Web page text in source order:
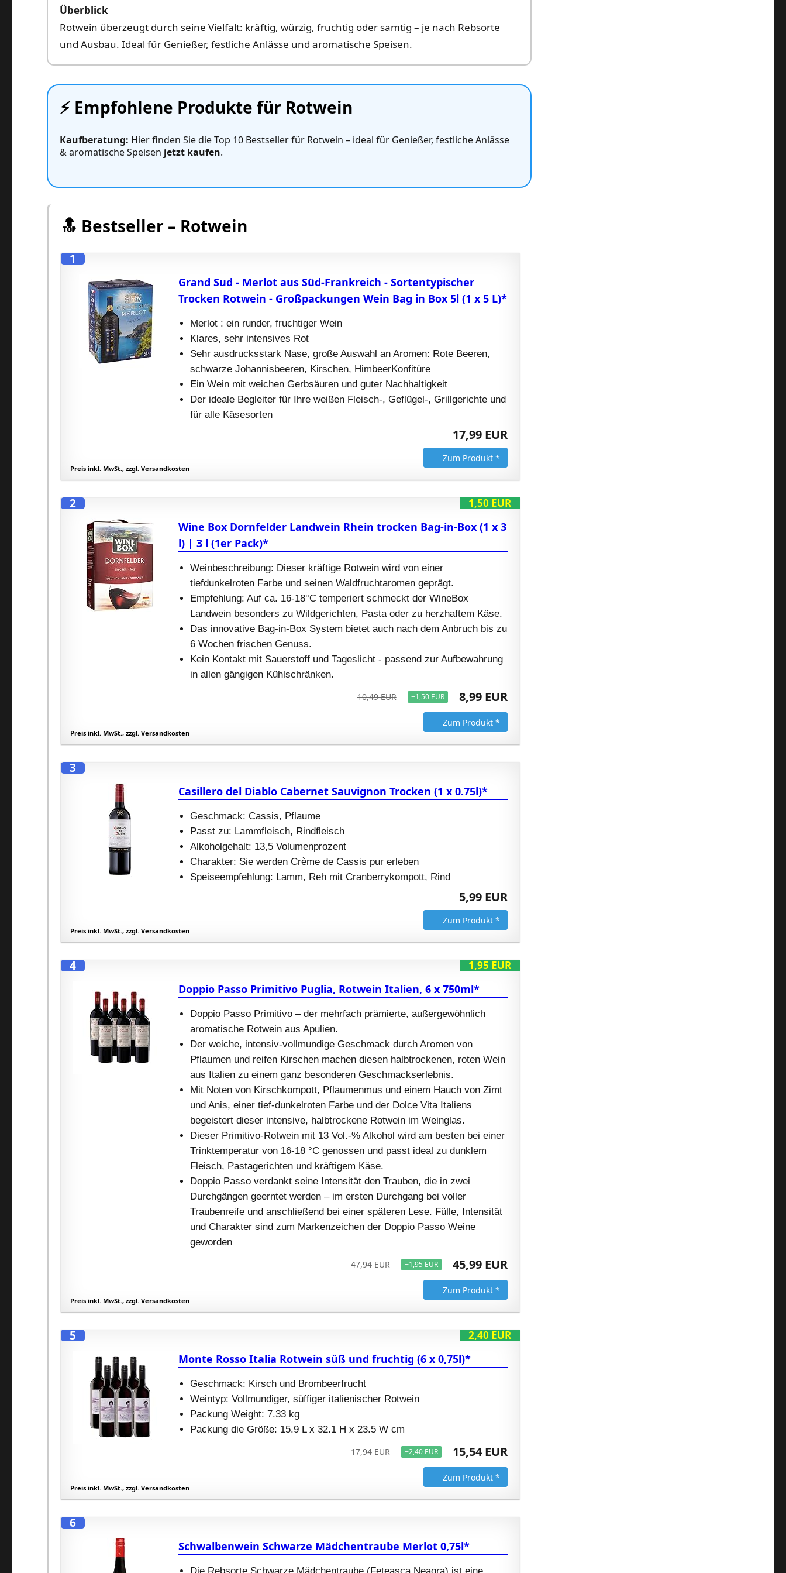
Überblick
Rotwein überzeugt durch seine Vielfalt: kräftig, würzig, fruchtig oder samtig – je nach Rebsorte
und Ausbau. Ideal für Genießer, festliche Anlässe und aromatische Speisen.
⚡️ Empfohlene Produkte für Rotwein
Kaufberatung: Hier finden Sie die Top 10 Bestseller für Rotwein – ideal für Genießer, festliche Anlässe
& aromatische Speisen jetzt kaufen.
🔝 Bestseller – Rotwein
1
Grand Sud - Merlot aus Süd-Frankreich - Sortentypischer
Trocken Rotwein - Großpackungen Wein Bag in Box 5l (1 x 5 L)*
Merlot : ein runder, fruchtiger Wein
Klares, sehr intensives Rot
Sehr ausdrucksstark Nase, große Auswahl an Aromen: Rote Beeren,
schwarze Johannisbeeren, Kirschen, HimbeerKonfitüre
Ein Wein mit weichen Gerbsäuren und guter Nachhaltigkeit
Der ideale Begleiter für Ihre weißen Fleisch-, Geflügel-, Grillgerichte und
für alle Käsesorten
17,99 EUR
Zum Produkt *
Preis inkl. MwSt., zzgl. Versandkosten
1,50 EUR
2
Wine Box Dornfelder Landwein Rhein trocken Bag-in-Box (1 x 3
l) | 3 l (1er Pack)*
Weinbeschreibung: Dieser kräftige Rotwein wird von einer
tiefdunkelroten Farbe und seinen Waldfruchtaromen geprägt.
Empfehlung: Auf ca. 16-18°C temperiert schmeckt der WineBox
Landwein besonders zu Wildgerichten, Pasta oder zu herzhaftem Käse.
Das innovative Bag-in-Box System bietet auch nach dem Anbruch bis zu
6 Wochen frischen Genuss.
Kein Kontakt mit Sauerstoff und Tageslicht - passend zur Aufbewahrung
in allen gängigen Kühlschränken.
10,49 EUR −1,50 EUR 8,99 EUR
Zum Produkt *
Preis inkl. MwSt., zzgl. Versandkosten
3
Casillero del Diablo Cabernet Sauvignon Trocken (1 x 0.75l)*
Geschmack: Cassis, Pflaume
Passt zu: Lammfleisch, Rindfleisch
Alkoholgehalt: 13,5 Volumenprozent
Charakter: Sie werden Crème de Cassis pur erleben
Speiseempfehlung: Lamm, Reh mit Cranberrykompott, Rind
5,99 EUR
Zum Produkt *
Preis inkl. MwSt., zzgl. Versandkosten
1,95 EUR
4
Doppio Passo Primitivo Puglia, Rotwein Italien, 6 x 750ml*
Doppio Passo Primitivo – der mehrfach prämierte, außergewöhnlich
aromatische Rotwein aus Apulien.
Der weiche, intensiv-vollmundige Geschmack durch Aromen von
Pflaumen und reifen Kirschen machen diesen halbtrockenen, roten Wein
aus Italien zu einem ganz besonderen Geschmackserlebnis.
Mit Noten von Kirschkompott, Pflaumenmus und einem Hauch von Zimt
und Anis, einer tief-dunkelroten Farbe und der Dolce Vita Italiens
begeistert dieser intensive, halbtrockene Rotwein im Weinglas.
Dieser Primitivo-Rotwein mit 13 Vol.-% Alkohol wird am besten bei einer
Trinktemperatur von 16-18 °C genossen und passt ideal zu dunklem
Fleisch, Pastagerichten und kräftigem Käse.
Doppio Passo verdankt seine Intensität den Trauben, die in zwei
Durchgängen geerntet werden – im ersten Durchgang bei voller
Traubenreife und anschließend bei einer späteren Lese. Fülle, Intensität
und Charakter sind zum Markenzeichen der Doppio Passo Weine
geworden
47,94 EUR −1,95 EUR 45,99 EUR
Zum Produkt *
Preis inkl. MwSt., zzgl. Versandkosten
2,40 EUR
5
Monte Rosso Italia Rotwein süß und fruchtig (6 x 0,75l)*
Geschmack: Kirsch und Brombeerfrucht
Weintyp: Vollmundiger, süffiger italienischer Rotwein
Packung Weight: 7.33 kg
Packung die Größe: 15.9 L x 32.1 H x 23.5 W cm
17,94 EUR −2,40 EUR 15,54 EUR
Zum Produkt *
Preis inkl. MwSt., zzgl. Versandkosten
6
Schwalbenwein Schwarze Mädchentraube Merlot 0,75l*
Die Rebsorte Schwarze Mädchentraube (Feteasca Neagra) ist eine